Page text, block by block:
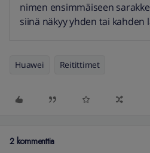
nimen ensimmäiseen
siinä näkyy yhden tai kahden
Huawei Reitittimet
2 kommenttia